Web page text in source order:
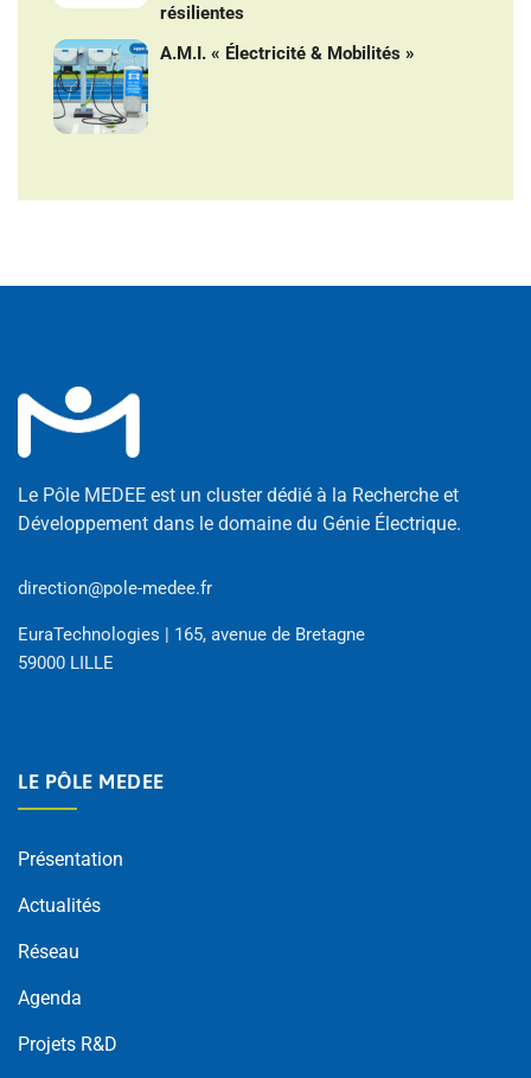
résilientes
A.M.I. « Électricité & Mobilités »
Le Pôle MEDEE est un cluster dédié à la Recherche et
Développement dans le domaine du Génie Électrique.
direction@pole-medee.fr
EuraTechnologies | 165, avenue de Bretagne
59000 LILLE
LE PÔLE MEDEE
Présentation
Actualités
Réseau
Agenda
Projets R&D